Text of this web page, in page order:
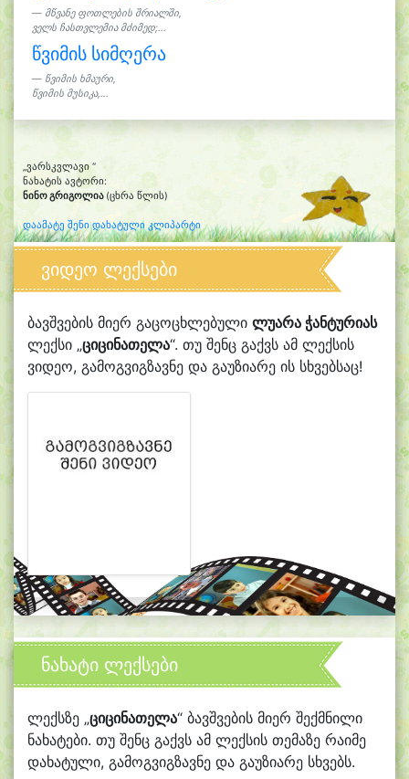
მწვანე ფოთლების შრიალში,
ველს ჩასთვლემია მძიმედ;...
წვიმის სიმღერა
წვიმის ხმაური,
წვიმის მუსიკა,...
„ვარსკვლავი “
ნახატის ავტორი:
ნინო გრიგოლია (ცხრა წლის)
დაამატე შენი დახატული კლიპარტი
ვიდეო ლექსები
ბავშვების მიერ გაცოცხლებული ლუარა ჭანტურიას
ლექსი „ციცინათელა“. თუ შენც გაქვს ამ ლექსის
ვიდეო, გამოგვიგზავნე და გაუზიარე ის სხვებსაც!
ნახატი ლექსები
ლექსზე „ციცინათელა“ ბავშვების მიერ შექმნილი
ნახატები. თუ შენც გაქვს ამ ლექსის თემაზე რაიმე
დახატული, გამოგვიგზავნე და გაუზიარე სხვებს.